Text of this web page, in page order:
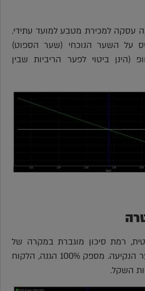
עסקה למכירת מטבע למועד עתידי.
על השער הנוכחי (שער הספוט)
(הינן ביטוי לפער הריביות שבין
רמת סיכון מוגברת במקרה של
עלייה אל מעבר לשער הנקיעה. מספק 100% הגנה, הלקוח
השקל.